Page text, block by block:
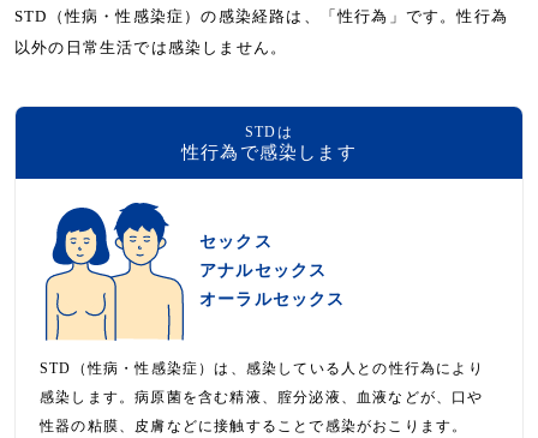
STD（性病・性感染症）の感染経路は、「性行為」です。性行為
以外の日常生活では感染しません。
STDは
性行為で感染します
セックス
アナルセックス
オーラルセックス
STD（性病・性感染症）は、感染している人との性行為により
感染します。病原菌を含む精液、腟分泌液、血液などが、口や
性器の粘膜、皮膚などに接触することで感染がおこります。